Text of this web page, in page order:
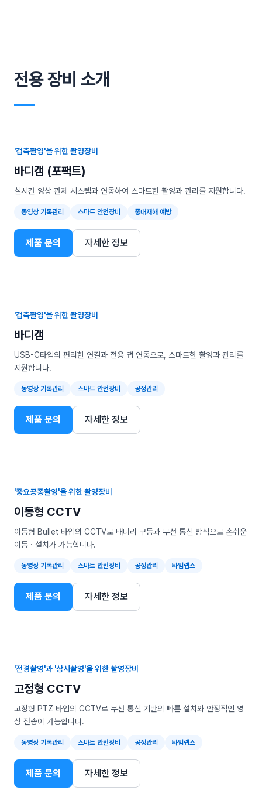
전용 장비 소개
―
'검측촬영'을 위한 촬영장비
바디캠 (포팩트)
실시간 영상 관제 시스템과 연동하여 스마트한 촬영과 관리를 지원합니다.
동영상 기록관리 스마트 안전장비 중대재해 예방
제품 문의 자세한 정보
'검측촬영'을 위한 촬영장비
바디캠
USB-C타입의 편리한 연결과 전용 앱 연동으로, 스마트한 촬영과 관리를
지원합니다.
동영상 기록관리 스마트 안전장비 공정관리
제품 문의 자세한 정보
'중요공종촬영'을 위한 촬영장비
이동형 CCTV
이동형 Bullet 타입의 CCTV로 배터리 구동과 무선 통신 방식으로 손쉬운
이동 · 설치가 가능합니다.
동영상 기록관리 스마트 안전장비 공정관리 타임랩스
제품 문의 자세한 정보
'전경촬영'과 '상시촬영'을 위한 촬영장비
고정형 CCTV
고정형 PTZ 타입의 CCTV로 무선 통신 기반의 빠른 설치와 안정적인 영
상 전송이 가능합니다.
동영상 기록관리 스마트 안전장비 공정관리 타임랩스
제품 문의 자세한 정보